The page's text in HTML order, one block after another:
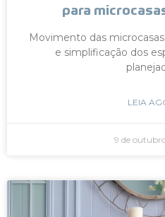
para
Movimento das
e simplificação dos
LEIA
9 de